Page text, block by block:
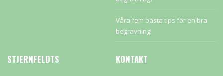
Våra fem bästa tips för en bra
begravning!
STJERNFELDTS KONTAKT